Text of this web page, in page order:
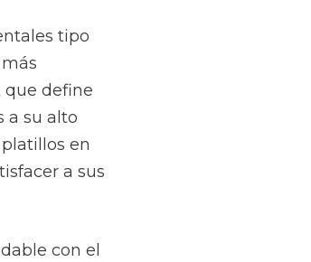
tipo
que define
a su alto
en
a sus
con el